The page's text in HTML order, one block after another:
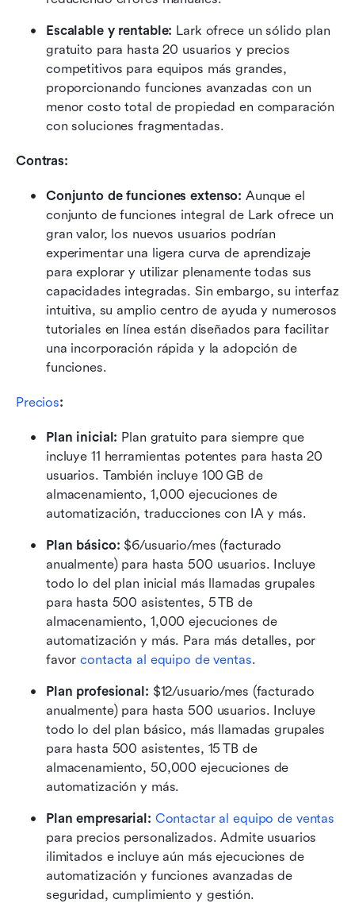
Escalable y rentable: Lark ofrece un sólido plan
gratuito para hasta 20 usuarios y precios
competitivos para equipos más grandes,
proporcionando funciones avanzadas con un
menor costo total de propiedad en comparación
con soluciones fragmentadas.
Contras:
Conjunto de funciones extenso: Aunque el
conjunto de funciones integral de Lark ofrece un
gran valor, los nuevos usuarios podrían
experimentar una ligera curva de aprendizaje
para explorar y utilizar plenamente todas sus
capacidades integradas. Sin embargo, su interfaz
intuitiva, su amplio centro de ayuda y numerosos
tutoriales en línea están diseñados para facilitar
una incorporación rápida y la adopción de
funciones.
Precios:
Plan inicial: Plan gratuito para siempre que
incluye 11 herramientas potentes para hasta 20
usuarios. También incluye 100 GB de
almacenamiento, 1,000 ejecuciones de
automatización, traducciones con IA y más.
Plan básico: $6/usuario/mes (facturado
anualmente) para hasta 500 usuarios. Incluye
todo lo del plan inicial más llamadas grupales
para hasta 500 asistentes, 5 TB de
almacenamiento, 1,000 ejecuciones de
automatización y más. Para más detalles, por
favor contacta al equipo de ventas.
Plan profesional: $12/usuario/mes (facturado
anualmente) para hasta 500 usuarios. Incluye
todo lo del plan básico, más llamadas grupales
para hasta 500 asistentes, 15 TB de
almacenamiento, 50,000 ejecuciones de
automatización y más.
Plan empresarial: Contactar al equipo de ventas
para precios personalizados. Admite usuarios
ilimitados e incluye aún más ejecuciones de
automatización y funciones avanzadas de
seguridad, cumplimiento y gestión.